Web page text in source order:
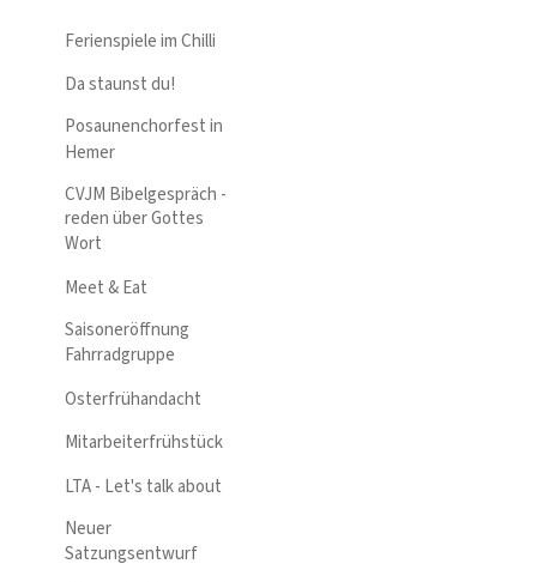
Ferienspiele im Chilli
Da staunst du!
Posaunenchorfest in
Hemer
CVJM Bibelgespräch -
reden über Gottes
Wort
Meet & Eat
Saisoneröffnung
Fahrradgruppe
Osterfrühandacht
Mitarbeiterfrühstück
LTA - Let's talk about
Neuer
Satzungsentwurf